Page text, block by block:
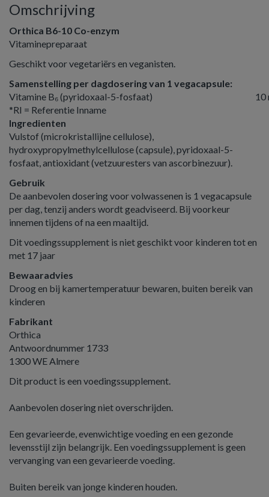
Omschrijving
Orthica B6-10 Co-enzym
Vitaminepreparaat
Geschikt voor vegetariërs en veganisten.
Samenstelling per dagdosering van 1 vegacapsule:
Vitamine B₆ (pyridoxaal-5-fosfaat)
10
*RI = Referentie Inname
Ingredienten
Vulstof (microkristallijne cellulose),
hydroxypropylmethylcellulose (capsule), pyridoxaal-5-
fosfaat, antioxidant (vetzuuresters van ascorbinezuur).
Gebruik
De aanbevolen dosering voor volwassenen is 1 vegacapsule
per dag, tenzij anders wordt geadviseerd. Bij voorkeur
innemen tijdens of na een maaltijd.
Dit voedingssupplement is niet geschikt voor kinderen tot en
met 17 jaar
Bewaaradvies
Droog en bij kamertemperatuur bewaren, buiten bereik van
kinderen
Fabrikant
Orthica
Antwoordnummer 1733
1300 WE Almere
Dit product is een voedingssupplement.
Aanbevolen dosering niet overschrijden.
Een gevarieerde, evenwichtige voeding en een gezonde
levensstijl zijn belangrijk. Een voedingssupplement is geen
vervanging van een gevarieerde voeding.
Buiten bereik van jonge kinderen houden.